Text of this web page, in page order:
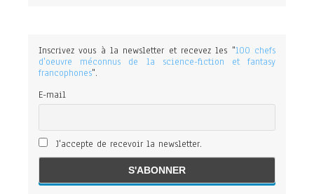
Inscrivez vous à la newsletter et recevez les "100 chefs
d'oeuvre méconnus de la science-fiction et fantasy
francophones".
E-mail
J'accepte de recevoir la newsletter.